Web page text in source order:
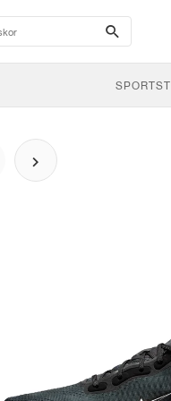
search-
btn